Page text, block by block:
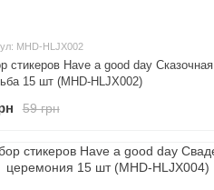
MHD-HLJX002
стикеров Have a good day Сказочная
15 шт (MHD-HLJX002)
59 грн